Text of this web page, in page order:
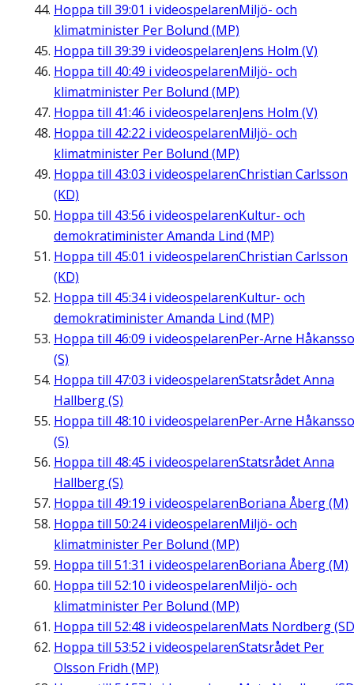
Hoppa till 39:01 i videospelarenMiljö- och
klimatminister Per Bolund (MP)
Hoppa till 39:39 i videospelarenJens Holm (V)
Hoppa till 40:49 i videospelarenMiljö- och
klimatminister Per Bolund (MP)
Hoppa till 41:46 i videospelarenJens Holm (V)
Hoppa till 42:22 i videospelarenMiljö- och
klimatminister Per Bolund (MP)
Hoppa till 43:03 i videospelarenChristian Carlsson
(KD)
Hoppa till 43:56 i videospelarenKultur- och
demokratiminister Amanda Lind (MP)
Hoppa till 45:01 i videospelarenChristian Carlsson
(KD)
Hoppa till 45:34i videospelarenKultur- och
demokratiminister Amanda Lind (MP)
Hoppa till 46:09 i videospelarenPer-Arne
(S)
Hoppa till 47:03 i videospelarenStatsrådet Anna
Hallberg (S)
Hoppa till 48:10 i videospelarenPer-Arne
(S)
Hoppa till 48:45 i videospelarenStatsrådet Anna
Hallberg (S)
Hoppa till 49:19 i videospelarenBoriana Åberg (M)
Hoppa till 50:24i videospelarenMiljö- och
klimatminister Per Bolund (MP)
Hoppa till 51:31 i videospelarenBoriana Åberg (M)
Hoppa till 52:10 i videospelarenMiljö- och
klimatminister Per Bolund (MP)
Hoppa till 52:48 i videospelarenMats Nordberg
Hoppa till 53:52 i videospelarenStatsrådet Per
Olsson Fridh (MP)